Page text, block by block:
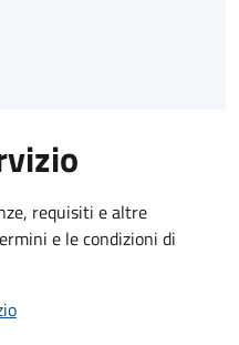
requisiti e altre
e le condizioni di